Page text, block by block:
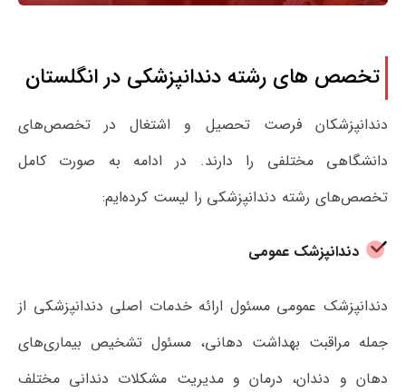
تخصص های رشته دندانپزشکی در انگلستان
دندانپزشکان فرصت تحصیل و اشتغال در تخصص‌های
دانشگاهی مختلفی را دارند. در ادامه به صورت کامل
تخصص‌های رشته دندانپزشکی را لیست کرده‌ایم:
دندانپزشک عمومی
دندانپزشک عمومی مسئول ارائه خدمات اصلی دندانپزشکی از
جمله مراقبت بهداشت دهانی، مسئول تشخیص بیماری‌های
دهان و دندان، درمان و مدیریت مشکلات دندانی مختلف